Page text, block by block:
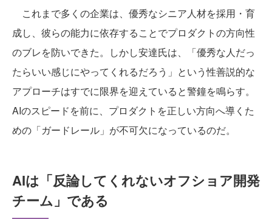
これまで多くの企業は、優秀なシニア人材を採用・育
成し、彼らの能力に依存することでプロダクトの方向性
のブレを防いできた。しかし安達氏は、「優秀な人だっ
たらいい感じにやってくれるだろう」という性善説的な
アプローチはすでに限界を迎えていると警鐘を鳴らす。
AIのスピードを前に、プロダクトを正しい方向へ導くた
めの「ガードレール」が不可欠になっているのだ。
AIは「反論してくれないオフショア開発
チーム」である